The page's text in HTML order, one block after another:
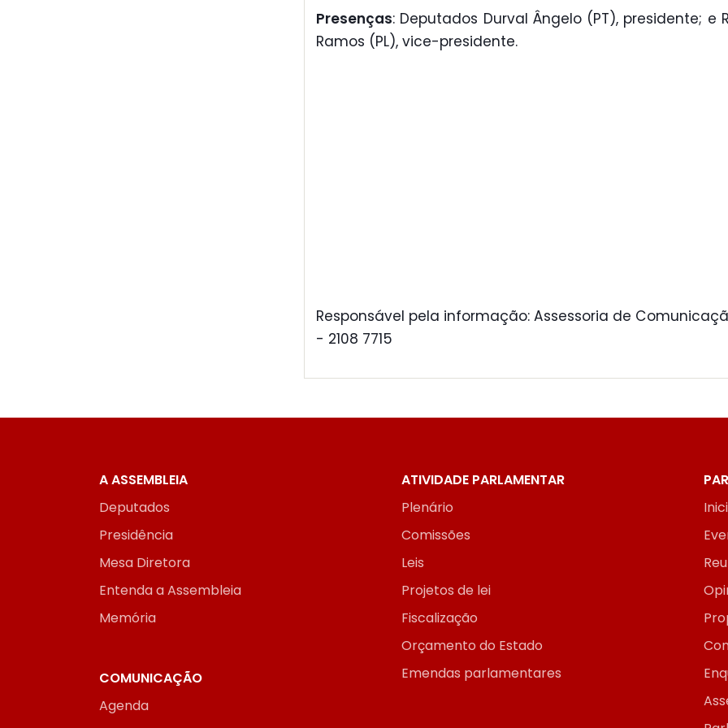
Presenças: Deputados Durval Ângelo (PT), presidente; e
Ramos (PL), vice-presidente.
Responsável pela informação: Assessoria de
- 2108 7715
A ASSEMBLEIA
Deputados
Presidência
Mesa Diretora
Entenda a Assembleia
Memória
ATIVIDADE PARLAMENTAR
Plenário
Comissões
Leis
Projetos de lei
Fiscalização
Orçamento do Estado
Emendas parlamentares
COMUNICAÇÃO
Agenda